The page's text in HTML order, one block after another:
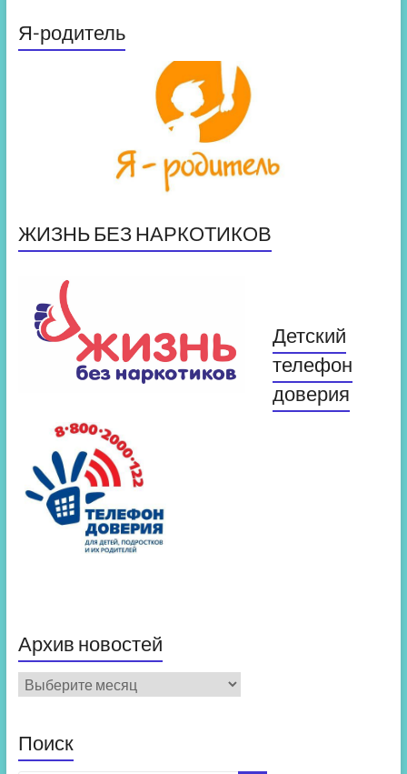
Я-родитель
ЖИЗНЬ БЕЗ НАРКОТИКОВ
Детский
телефон
доверия
Архив новостей
Архив
новостей
Поиск